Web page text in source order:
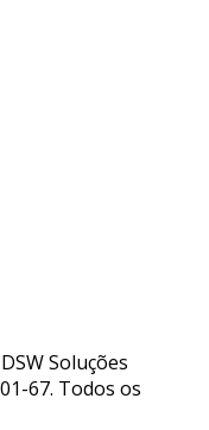
Soluções
67. Todos os